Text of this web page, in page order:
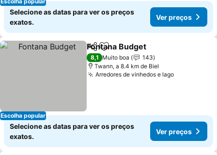
Selecione as datas para ver os preços
exatos.
Ver preços
Escolha popular
PartilharAdicionar aos favoritos
Fontana Budget
8,1 Muito boa
143
Twann, a 8.4 km de Biel
Arredores de vinhedos e lago
Selecione as datas para ver os preços
exatos.
Ver preços